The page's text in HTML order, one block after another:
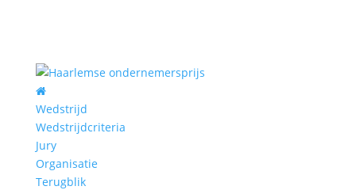
Wedstrijd
Wedstrijdcriteria
Jury
Organisatie
Terugblik